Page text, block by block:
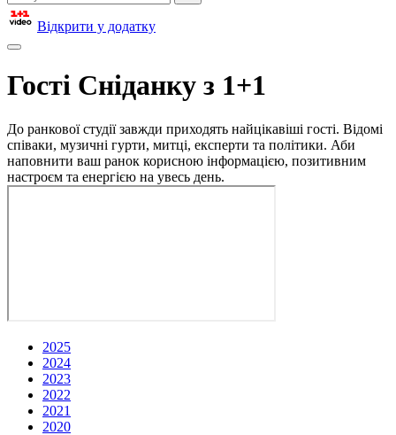
Відкрити у додатку
Гості Сніданку з 1+1
До ранкової студії завжди приходять найцікавіші гості. Відомі
співаки, музичні гурти, митці, експерти та політики. Аби
наповнити ваш ранок корисною інформацією, позитивним
настроєм та енергією на увесь день.
2025
2024
2023
2022
2021
2020